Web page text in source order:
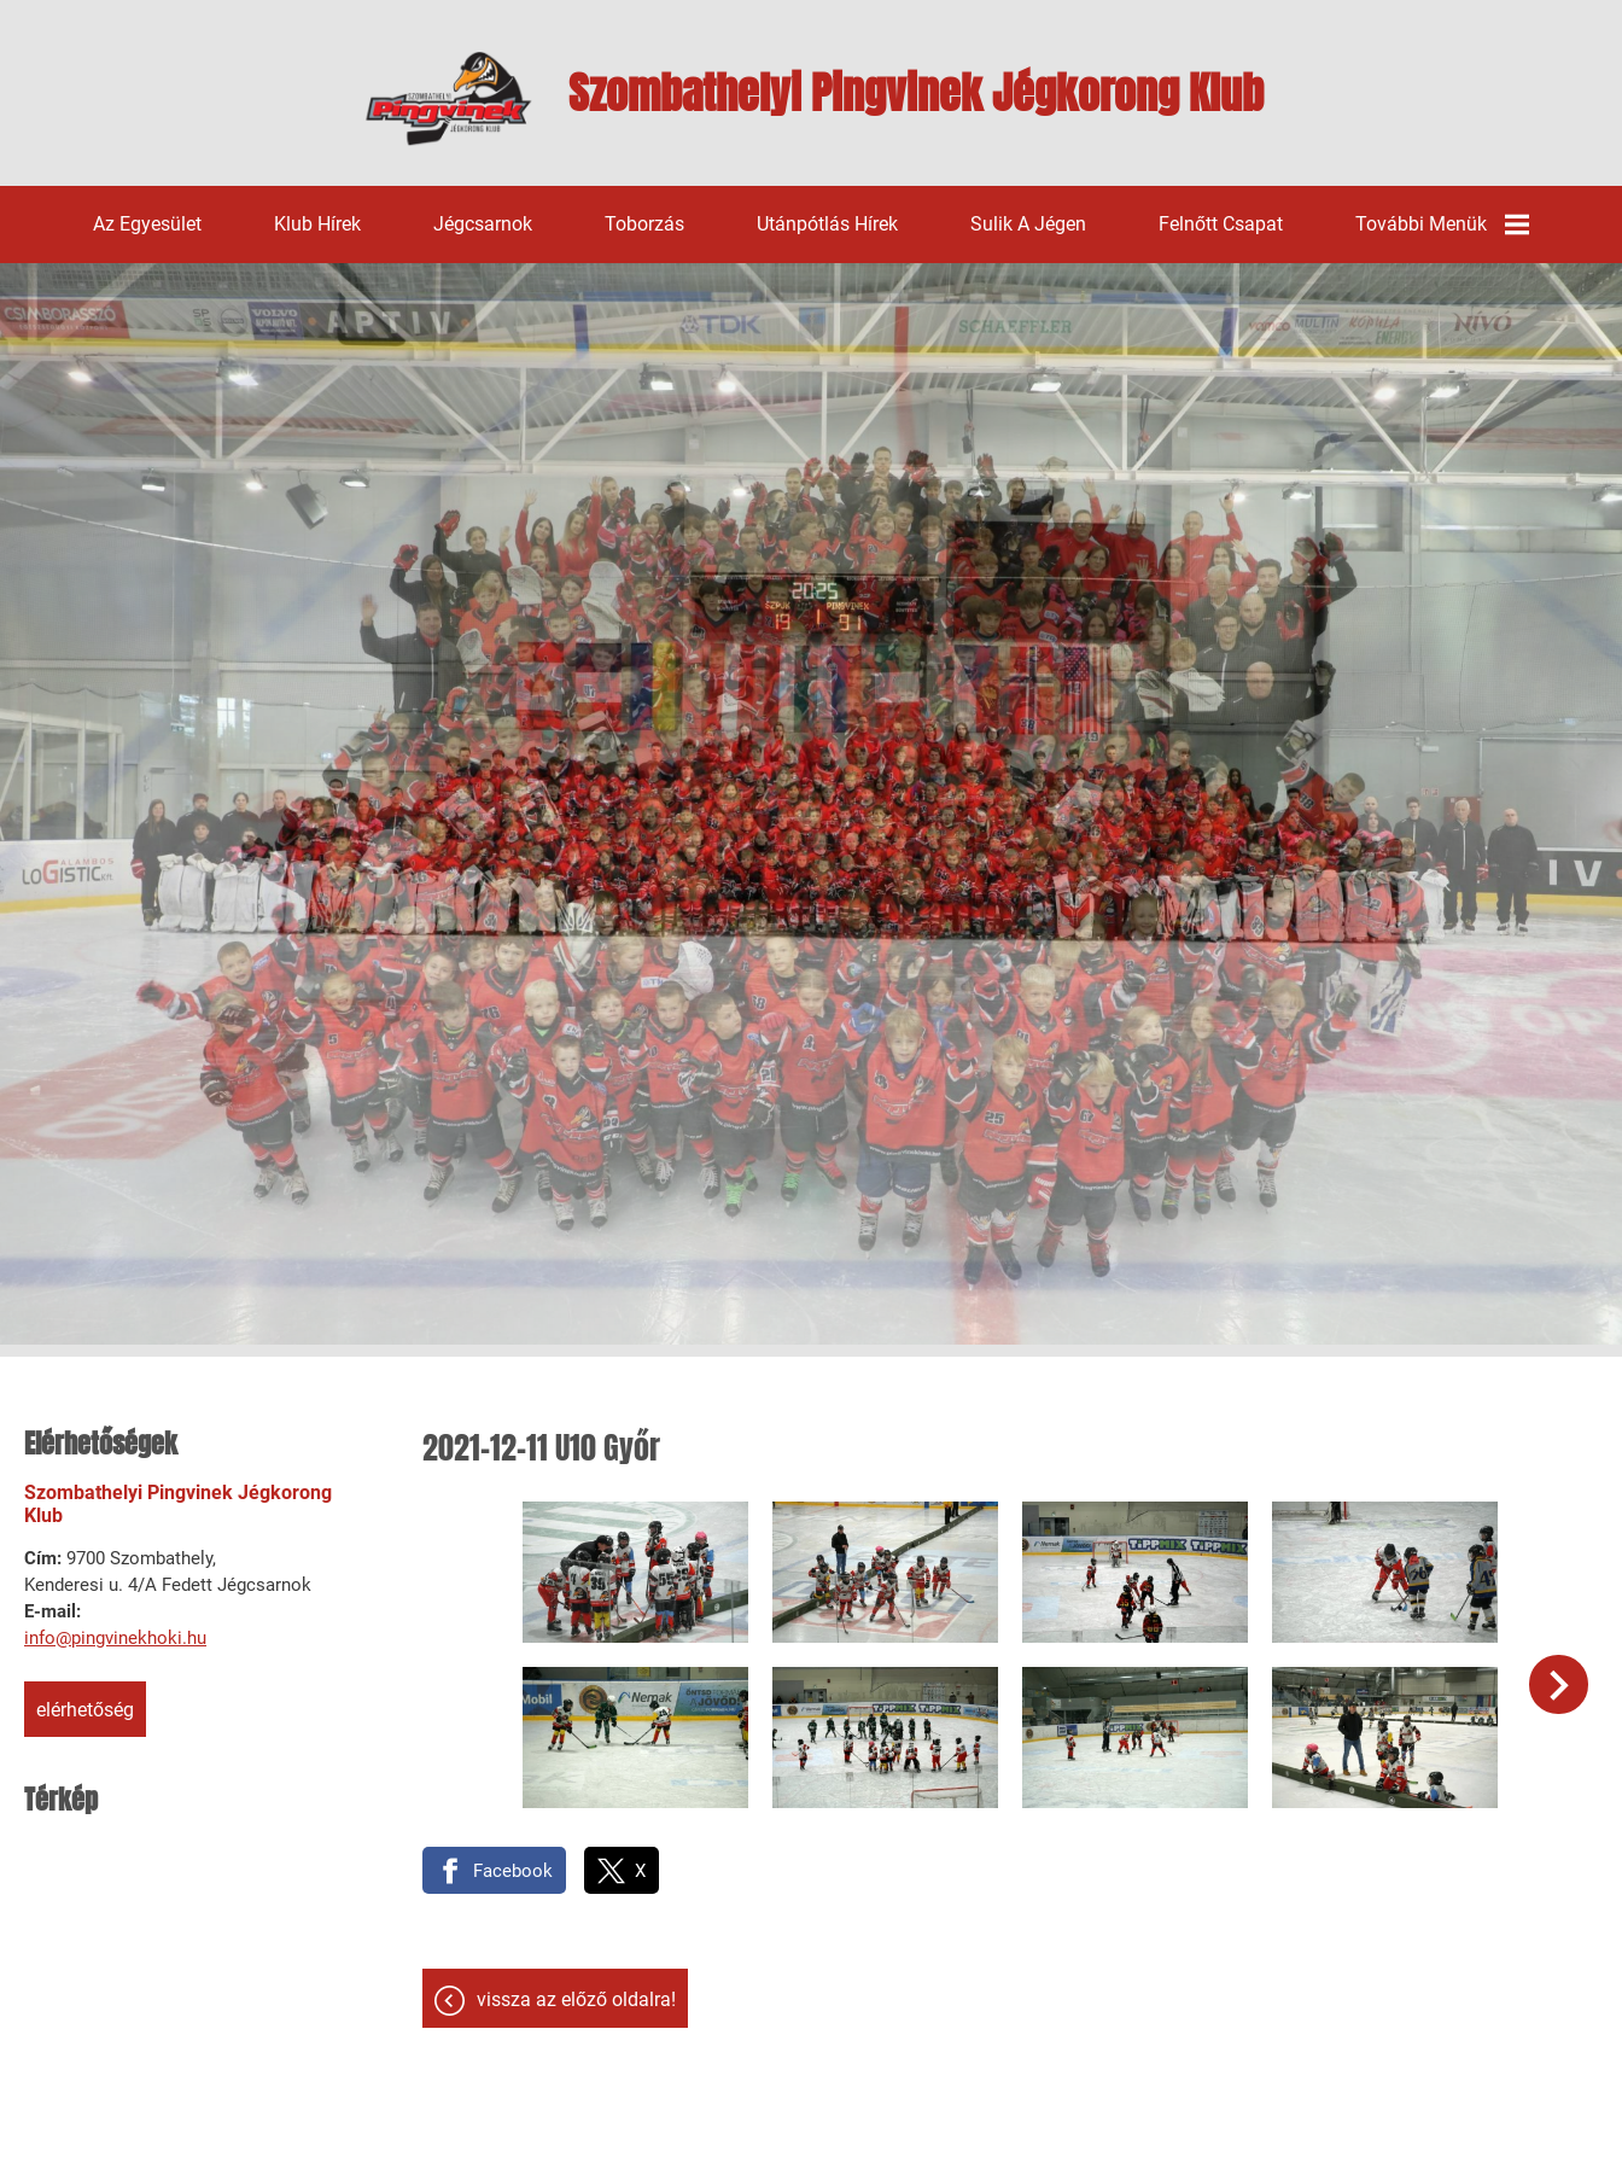
Szombathelyi Pingvinek Jégkorong Klub
Az Egyesület Klub Hírek Jégcsarnok Toborzás Utánpótlás Hírek Sulik A Jégen Felnőtt Csapat További Menük
Galéria
Sporttámogatás
Alapfogalmak
Támogatók
Hasznos Linkek
Elérhetőségek
Szombathelyi Pingvinek Jégkorong
Klub
Cím: 9700 Szombathely,
Kenderesi u. 4/A Fedett Jégcsarnok
E-mail:
info@pingvinekhoki.hu
elérhetőség
Térkép
2021-12-11 U10 Győr
Facebook X
vissza az előző oldalra!